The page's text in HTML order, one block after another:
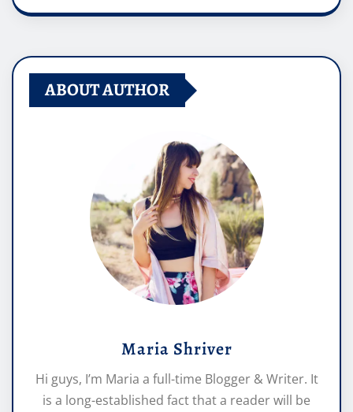
ABOUT AUTHOR
Maria Shriver
Hi guys, I’m Maria a full-time Blogger & Writer. It
is a long-established fact that a reader will be